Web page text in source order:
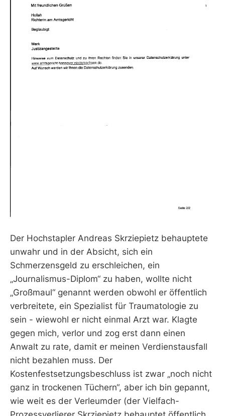
Der Hochstapler Andreas Skrziepietz behauptete
unwahr und in der Absicht, sich ein
Schmerzensgeld zu erschleichen, ein
„Journalismus-Diplom“ zu haben, wollte nicht
„Großmaul“ genannt werden obwohl er öffentlich
verbreitete, ein Spezialist für Traumatologie zu
sein - wiewohl er nicht einmal Arzt war. Klagte
gegen mich, verlor und zog erst dann einen
Anwalt zu rate, damit er meinen Verdienstausfall
nicht bezahlen muss. Der
Kostenfestsetzungsbeschluss ist zwar „noch nicht
ganz in trockenen Tüchern“, aber ich bin gepannt,
wie weit es der Verleumder (der Vielfach-